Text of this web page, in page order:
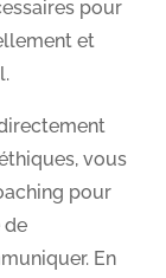
pour
et
vous
pour
de
En